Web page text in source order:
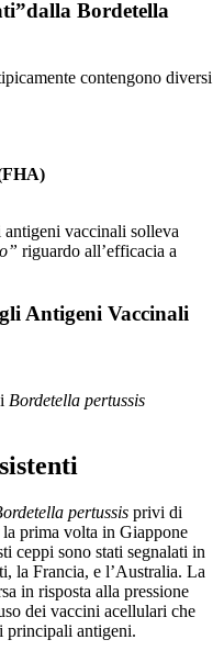
Bordetella
contengono diversi
vaccinali solleva
riguardo all’efficacia a
Antigeni Vaccinali
Bordetella pertussis
pertussis privi di
prima volta in Giappone
ceppi sono stati segnalati in
la Francia, e l’Australia. La
in risposta alla pressione
dei vaccini acellulari che
principali antigeni.